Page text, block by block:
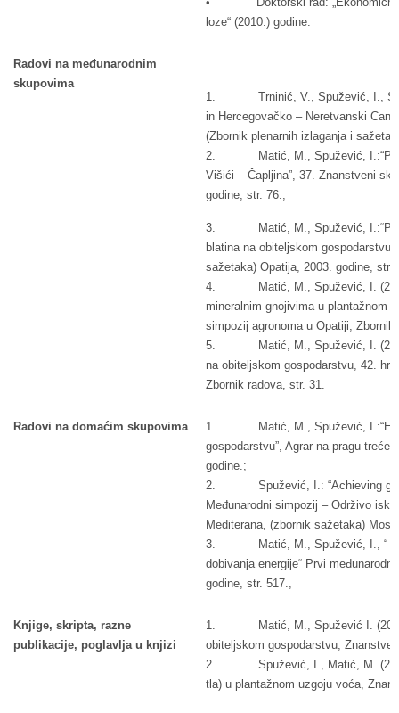
loze“ (2010.) godine.
Radovi na međunarodnim
skupovima
1. Trninić, V., Spužević, I.,
in Hercegovačko – Neretvanski
(Zbornik plenarnih izlaganja i
2. Matić, M., Spužević,
Višići – Čapljina”, 37. Znanstveni
godine, str. 76.;
3. Matić, M., Spužević, I.:“Prilog
blatina na obiteljskom
sažetaka) Opatija, 2003. godine,
4. Matić, M., Spužević, I. (2006):
mineralnim gnojivima u plantažnom
simpozij agronoma u Opatiji, Zbornik
5. Matić, M., Spužević, I. (2007):
na obiteljskom gospodarstvu, 42.
Zbornik radova, str. 31.
Radovi na domaćim skupovima
1. Matić, M., Spužević,
gospodarstvu”, Agrar na pragu
godine.;
2. Spužević, I.: “Achieving good
Međunarodni simpozij – Održivo
Mediterana, (zbornik sažetaka)
3. Matić, M., Spužević, I., “
dobivanja energije“ Prvi
godine, str. 517.,
Knjige, skripta, razne
publikacije, poglavlja u knjizi
1. Matić, M., Spužević I. (2003):
obiteljskom gospodarstvu,
2. Spužević, I., Matić, M. (2006):
tla) u plantažnom uzgoju voća,